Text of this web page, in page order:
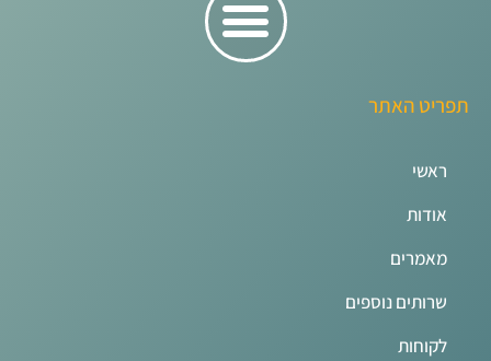
תפריט האתר
ראשי
אודות
מאמרים
שרותים נוספים
לקוחות